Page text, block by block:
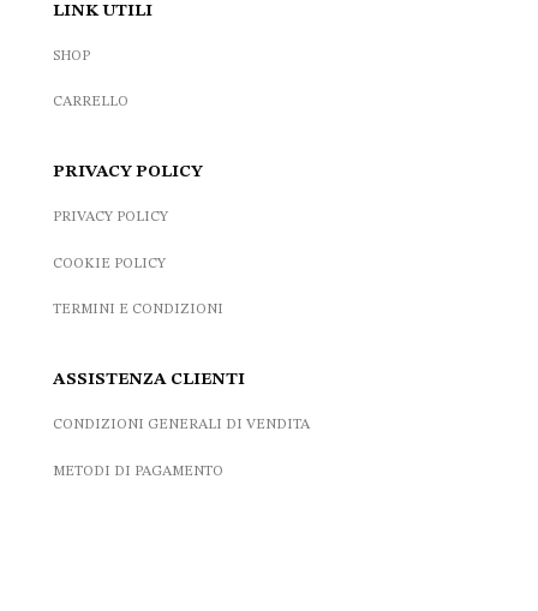
LINK UTILI
SHOP
CARRELLO
PRIVACY POLICY
PRIVACY POLICY
COOKIE POLICY
TERMINI E CONDIZIONI
ASSISTENZA CLIENTI
CONDIZIONI GENERALI DI VENDITA
METODI DI PAGAMENTO